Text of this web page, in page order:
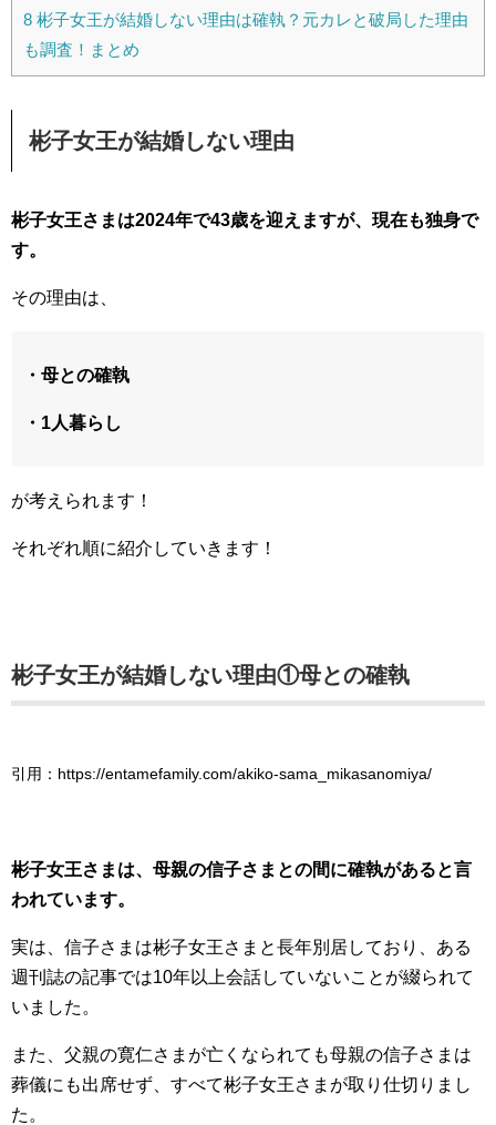
8 彬子女王が結婚しない理由は確執？元カレと破局した理由
も調査！まとめ
彬子女王が結婚しない理由
彬子女王さまは2024年で43歳を迎えますが、現在も独身で
す。
その理由は、
・母との確執
・1人暮らし
が考えられます！
それぞれ順に紹介していきます！
彬子女王が結婚しない理由①母との確執
引用：https://entamefamily.com/akiko-sama_mikasanomiya/
彬子女王さまは、母親の信子さまとの間に確執があると言
われています。
実は、信子さまは彬子女王さまと長年別居しており、ある
週刊誌の記事では10年以上会話していないことが綴られて
いました。
また、父親の寛仁さまが亡くなられても母親の信子さまは
葬儀にも出席せず、すべて彬子女王さまが取り仕切りまし
た。